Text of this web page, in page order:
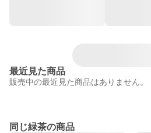
最近見た商品
販売中の最近見た商品はありません。
同じ緑茶の商品